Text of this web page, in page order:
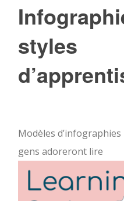
styles
Modèles
gens adoreront lire